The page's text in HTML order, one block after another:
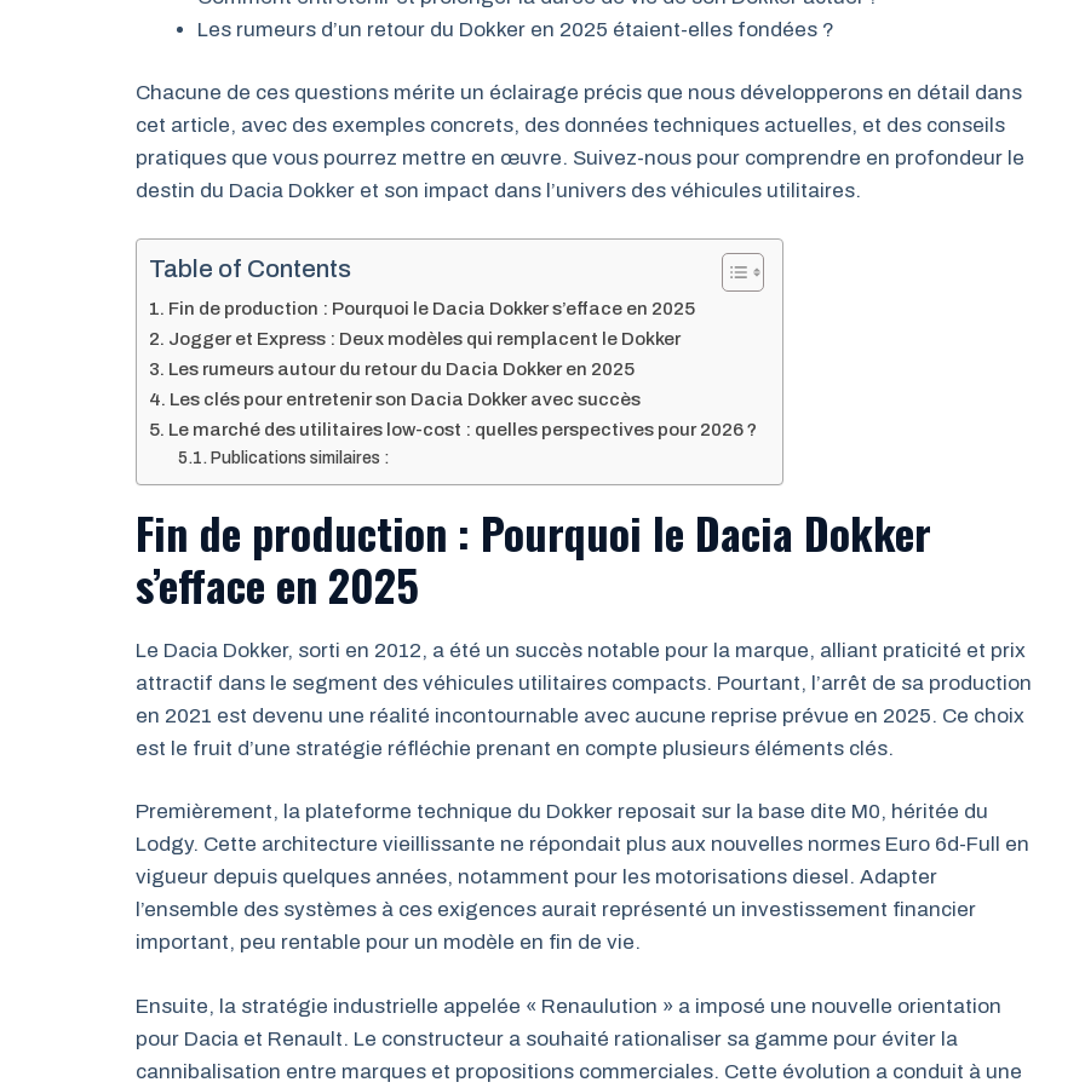
Les rumeurs d’un retour du Dokker en 2025 étaient-elles fondées ?
Chacune de ces questions mérite un éclairage précis que nous développerons en détail dans
cet article, avec des exemples concrets, des données techniques actuelles, et des conseils
pratiques que vous pourrez mettre en œuvre. Suivez-nous pour comprendre en profondeur le
destin du Dacia Dokker et son impact dans l’univers des véhicules utilitaires.
Table of Contents
Fin de production : Pourquoi le Dacia Dokker s’efface en 2025
Jogger et Express : Deux modèles qui remplacent le Dokker
Les rumeurs autour du retour du Dacia Dokker en 2025
Les clés pour entretenir son Dacia Dokker avec succès
Le marché des utilitaires low-cost : quelles perspectives pour 2026 ?
Publications similaires :
Fin de production : Pourquoi le Dacia Dokker
s’efface en 2025
Le Dacia Dokker, sorti en 2012, a été un succès notable pour la marque, alliant praticité et prix
attractif dans le segment des véhicules utilitaires compacts. Pourtant, l’arrêt de sa production
en 2021 est devenu une réalité incontournable avec aucune reprise prévue en 2025. Ce choix
est le fruit d’une stratégie réfléchie prenant en compte plusieurs éléments clés.
Premièrement, la plateforme technique du Dokker reposait sur la base dite M0, héritée du
Lodgy. Cette architecture vieillissante ne répondait plus aux nouvelles normes Euro 6d-Full en
vigueur depuis quelques années, notamment pour les motorisations diesel. Adapter
l’ensemble des systèmes à ces exigences aurait représenté un investissement financier
important, peu rentable pour un modèle en fin de vie.
Ensuite, la stratégie industrielle appelée « Renaulution » a imposé une nouvelle orientation
pour Dacia et Renault. Le constructeur a souhaité rationaliser sa gamme pour éviter la
cannibalisation entre marques et propositions commerciales. Cette évolution a conduit à une